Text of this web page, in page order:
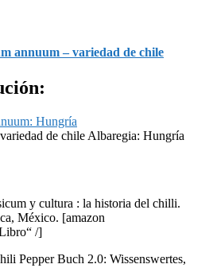
annuum – variedad de chile
de chile Albaregia: Hungría
y cultura : la historia del chilli.
México. [amazon
/]
Pepper Buch 2.0: Wissenswertes,